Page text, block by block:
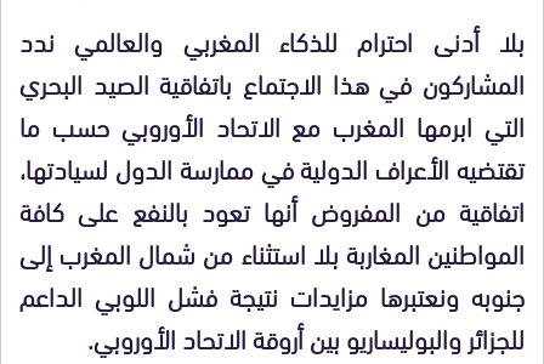
بلا أدنى احترام للذكاء المغربي والعالمي ندد
المشاركون في هذا الاجتماع باتفاقية الصيد البحري
التي ابرمها المغرب مع الاتحاد الأوروبي حسب ما
تقتضيه الأعراف الدولية في ممارسة الدول لسيادتها،
اتفاقية من المفروض أنها تعود بالنفع على كافة
المواطنين المغاربة بلا استثناء من شمال المغرب إلى
جنوبه ونعتبرها مزايدات نتيجة فشل اللوبي الداعم
للجزائر والبوليساريو بين أروقة الاتحاد الأوروبي.